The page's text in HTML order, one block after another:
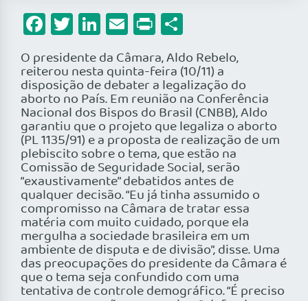
Facebook
Twitter
LinkedIn
Email
Print
O presidente da Câmara, Aldo Rebelo,
reiterou nesta quinta-feira (10/11) a
disposição de debater a legalização do
aborto no País. Em reunião na Conferência
Nacional dos Bispos do Brasil (CNBB), Aldo
garantiu que o projeto que legaliza o aborto
(PL 1135/91) e a proposta de realização de um
plebiscito sobre o tema, que estão na
Comissão de Seguridade Social, serão
“exaustivamente” debatidos antes de
qualquer decisão. “Eu já tinha assumido o
compromisso na Câmara de tratar essa
matéria com muito cuidado, porque ela
mergulha a sociedade brasileira em um
ambiente de disputa e de divisão”, disse. Uma
das preocupações do presidente da Câmara é
que o tema seja confundido com uma
tentativa de controle demográfico. “É preciso